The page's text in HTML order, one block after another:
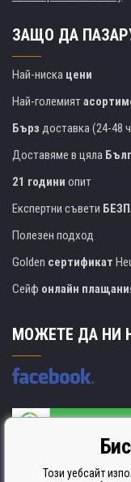
ЗАЩО ДА
Най-ниска цени
Най-големият
Бърз доставка (24-48
Доставяме в цяла
21 години опит
Експертни съвети
Полезен подход
Golden сертификат
Сейф онлайн
МОЖЕТЕ ДА НИ
Производителят на
ISO 9001. ISO 14001 и
Този уебсайт